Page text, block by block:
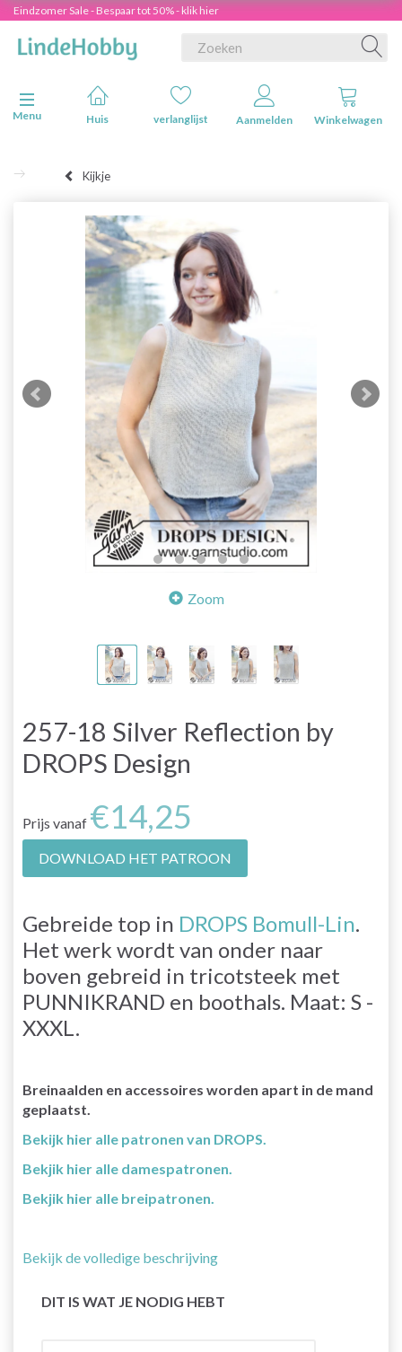
Eindzomer Sale - Bespaar tot 50% - klik hier
Navigatie in-/uitschakelen
Menu
Huis verlanglijst Aanmelden Winkelwagen
Kijkje
Zoom
257-18 Silver Reflection by
DROPS Design
Prijs vanaf €14,25
DOWNLOAD HET PATROON
Gebreide top in DROPS Bomull-Lin.
Het werk wordt van onder naar
boven gebreid in tricotsteek met
PUNNIKRAND en boothals. Maat: S -
XXXL.
Breinaalden en accessoires worden apart in de mand
geplaatst.
Bekijk hier alle patronen van DROPS.
Bekjik hier alle damespatronen.
Bekjik hier alle breipatronen.
Bekijk de volledige beschrijving
DIT IS WAT JE NODIG HEBT